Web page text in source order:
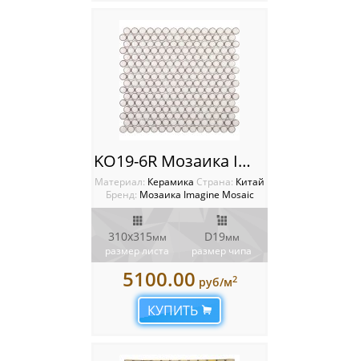
KO19-6R Мозаика Imagine
Материал: Керамика Cтрана: Китай
Бренд: Мозаика Imagine Mosaic
310x315мм
размер листа
D19мм
размер чипа
5100.00 руб/м2
КУПИТЬ